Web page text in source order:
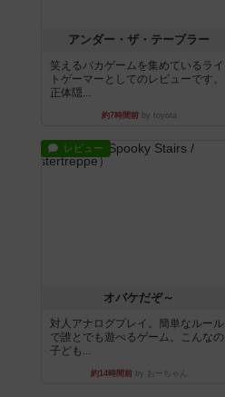
アンダー・ザ・テーブラー
笑えるバカゲームを集めているライ
トゲーマーとしてのレビューです。
正体隠...
約7時間前by toyota
レビュー
オバケだぞ～
対人アナログプレイ。簡単なルール
で誰とでも遊べるゲーム。こんなの
子ども...
約14時間前by おーちゃん